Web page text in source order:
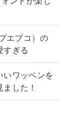
エブコ）の
すぎる
いワッペンを
した！